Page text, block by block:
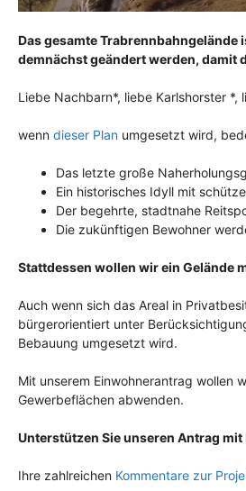
Das gesamte
demnächst geändert werden, damit
Liebe Nachbarn*, liebe Karlshorster *,
wenn dieser Plan umgesetzt wird,
Das letzte große
Ein historisches Idyll mit
Der begehrte, stadtnahe
Die zukünftigen Bewohner
Stattdessen wollen wir ein Gelände
Auch wenn sich das Areal in
bürgerorientiert unter
Bebauung umgesetzt wird.
Mit unserem Einwohnerantrag wollen
Gewerbeflächen abwenden.
Unterstützen Sie unseren Antrag
Ihre zahlreichen Kommentare zur